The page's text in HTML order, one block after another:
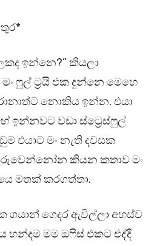
ඉන්නෙ?” කියලා
ෆුල් ට්‍රයි එක දුන්නෙ මෙහෙ
නොකිය ඉන්න. එයා
ඉන්නවට වඩා ස්ට්‍රෙස්ෆුල්
එයාට මං නැති දවසක
කියන කතාව මං
මතක් කරගත්තා.
ගයාන් ගෙදර ඇවිල්ලා අහස්ව
හන්දම මම ඔෆිස් එකට එද්දි